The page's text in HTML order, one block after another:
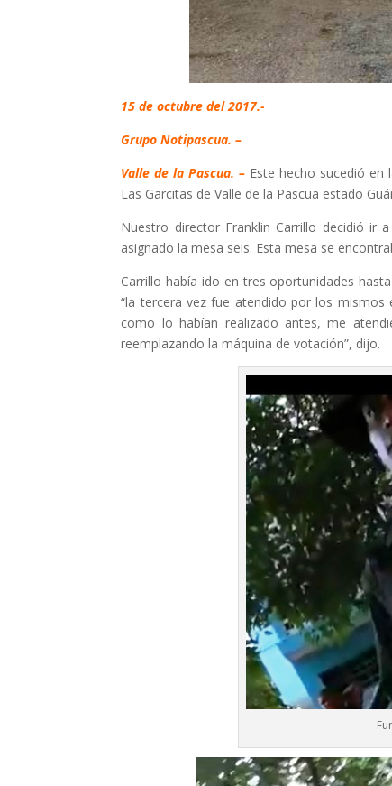
15 de octubre del 2017.-
Grupo Notipascua. –
Valle de la Pascua. – Este hecho sucedió en
Las Garcitas de Valle de la Pascua estado
Nuestro director Franklin Carrillo decidió ir
asignado la mesa seis. Esta mesa se
Carrillo había ido en tres oportunidades
“la tercera vez fue atendido por los
como lo habían realizado antes, me
reemplazando la máquina de votación”, dijo.